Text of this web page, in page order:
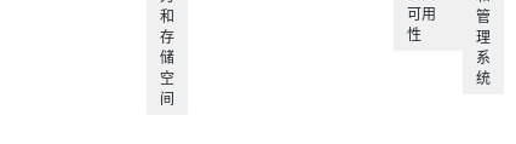
和
存
储
空
间
可用
性
管
理
系
统